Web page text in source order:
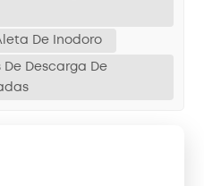
De Inodoro
De Descarga De